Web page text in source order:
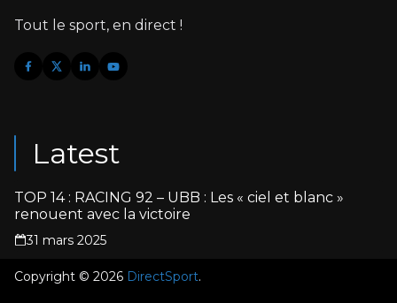
Tout le sport, en direct !
Latest
TOP 14 : RACING 92 – UBB : Les « ciel et blanc »
renouent avec la victoire
31 mars 2025
Copyright © 2026 DirectSport.